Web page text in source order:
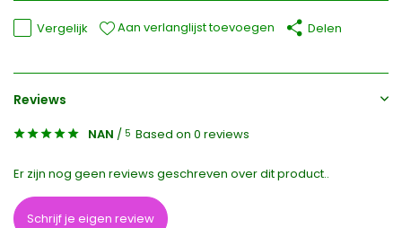
Vergelijk Aan verlanglijst toevoegen Delen
Reviews
NAN / 5 Based on 0 reviews
Er zijn nog geen reviews geschreven over dit product..
Schrijf je eigen review